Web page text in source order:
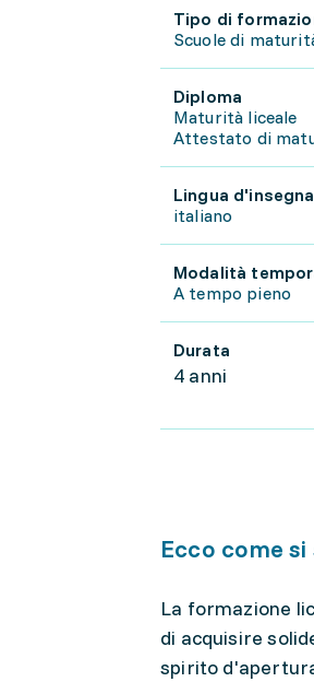
Tipo di
Scuole di
Diploma
Maturità liceale
Attestato di
Lingua
italiano
Modalità
A tempo pieno
Durata
4 anni
Ecco come
La formazione
di acquisire
spirito